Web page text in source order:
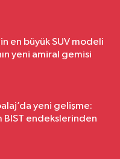
en büyük SUV modeli
yeni amiral gemisi
yeni gelişme:
BIST endekslerinden